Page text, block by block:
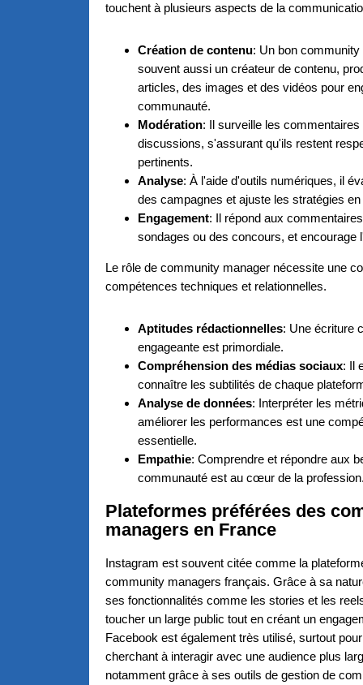
touchent à plusieurs aspects de la
Création de contenu: Un bon
souvent aussi un créateur de contenu,
articles, des images et des vidéos pour
communauté.
Modération: Il surveille les commentaires
discussions, s'assurant qu'ils restent
pertinents.
Analyse: À l'aide d'outils numériques, il
des campagnes et ajuste les stratégies
Engagement: Il répond aux
sondages ou des concours, et encourage
Le rôle de community manager nécessite une
compétences techniques et relationnelles.
Aptitudes rédactionnelles: Une écriture
engageante est primordiale.
Compréhension des médias sociaux: Il
connaître les subtilités de chaque
Analyse de données: Interpréter les
améliorer les performances est une
essentielle.
Empathie: Comprendre et répondre aux
communauté est au cœur de la
Plateformes préférées des
managers en France
Instagram est souvent citée comme la
community managers français. Grâce à sa
ses fonctionnalités comme les stories et les
toucher un large public tout en créant un
Facebook est également très utilisé, surtout
cherchant à interagir avec une audience plus
notamment grâce à ses outils de gestion de